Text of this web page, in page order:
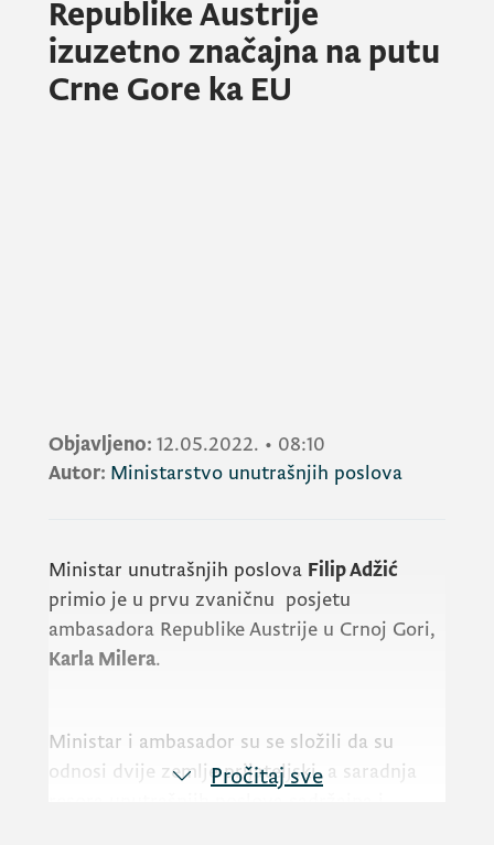
Republike Austrije
izuzetno značajna na putu
Crne Gore ka EU
Objavljeno: 12.05.2022. • 08:10
Autor: Ministarstvo unutrašnjih poslova
Ministar unutrašnjih poslova Filip Adžić
primio je u prvu zvaničnu posjetu
ambasadora Republike Austrije u Crnoj Gori,
Karla Milera.
Ministar i ambasador su se složili da su
odnosi dvije zemlje prijateljski, a saradnja
Pročitaj sve